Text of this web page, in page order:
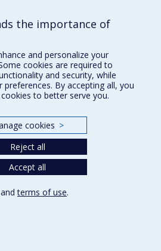
the importance of
and personalize your
cookies are required to
and security, while
By accepting all, you
to better serve you.
cookies >
Reject all
Accept all
andterms of use.